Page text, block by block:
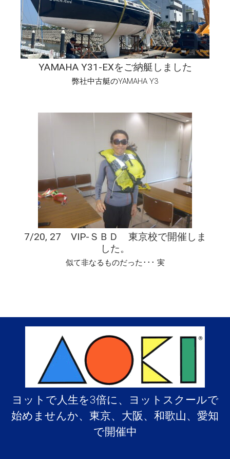
YAMAHA Y31-EXをご納艇しました
弊社中古艇のYAMAHA Y3
7/20, 27 VIP-ＳＢＤ 東京校で開催しま
した。
似て非なるものだった･･･ 実
ヨットで人生を3倍に、ヨットスクールで
始めませんか、東京、大阪、和歌山、愛知
で開催中